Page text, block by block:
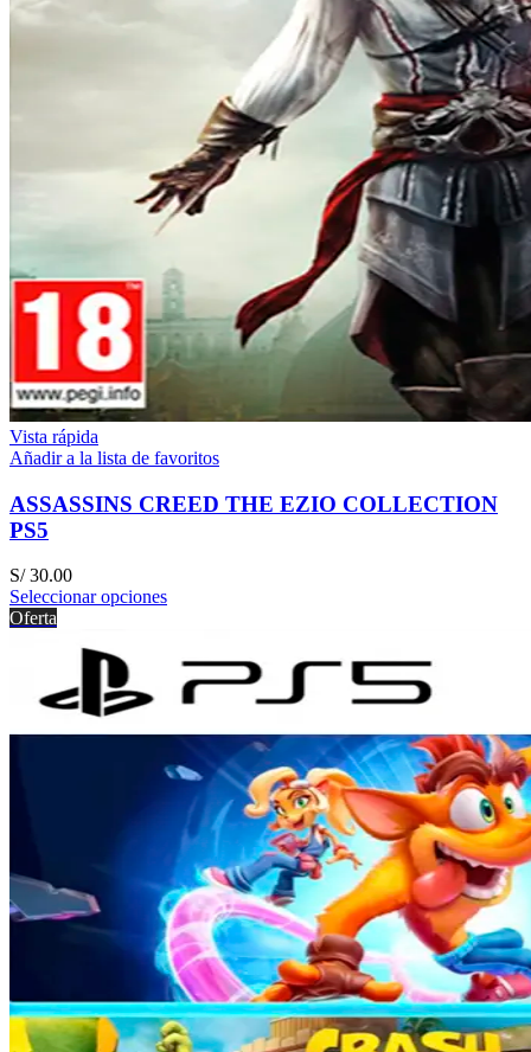
Vista rápida
Añadir a la lista de favoritos
ASSASSINS CREED THE EZIO COLLECTION
PS5
S/30.00
Seleccionar opciones
Oferta